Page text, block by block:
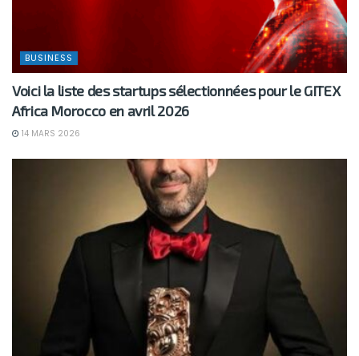
BUSINESS
Voici la liste des startups sélectionnées pour le GITEX
Africa Morocco en avril 2026
14 MARS 2026